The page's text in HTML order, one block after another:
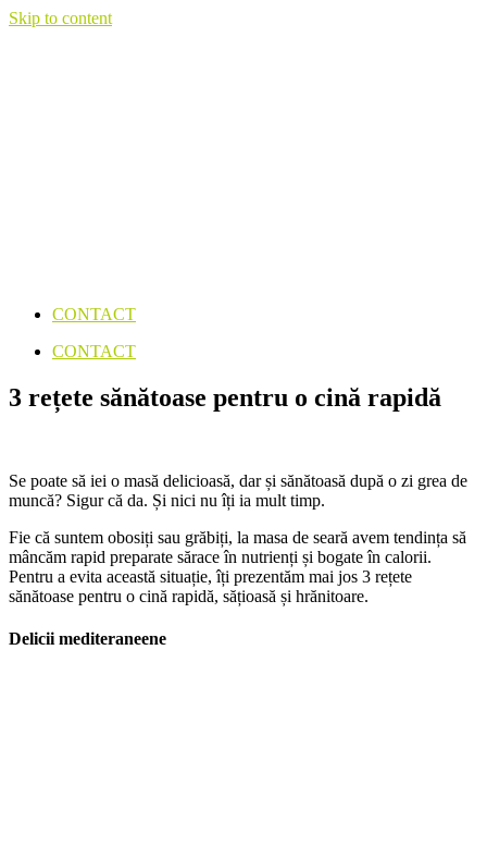
Skip to content
CONTACT
CONTACT
3 rețete sănătoase pentru o cină rapidă
Se poate să iei o masă delicioasă, dar și sănătoasă după o zi grea de
muncă? Sigur că da. Și nici nu îți ia mult timp.
Fie că suntem obosiți sau grăbiți, la masa de seară avem tendința să
mâncăm rapid preparate sărace în nutrienți și bogate în calorii.
Pentru a evita această situație, îți prezentăm mai jos 3 rețete
sănătoase pentru o cină rapidă, sățioasă și hrănitoare.
Delicii mediteraneene